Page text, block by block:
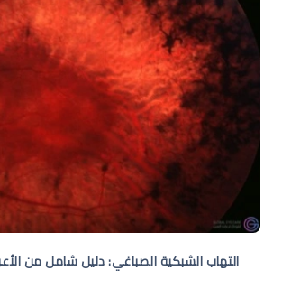
التهاب الشبكية الصباغي: دليل شامل من